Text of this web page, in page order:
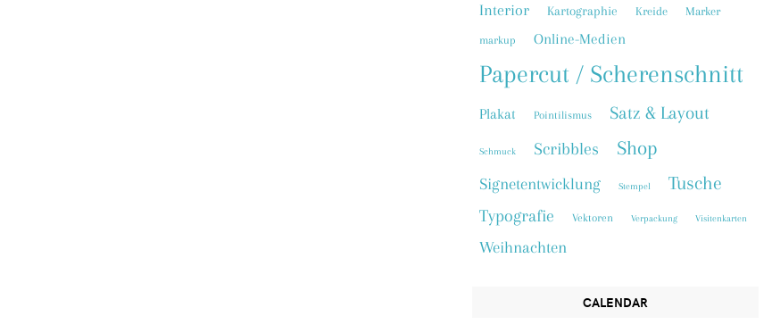
Interior Kartographie Kreide Marker
markup Online-Medien
Papercut / Scherenschnitt
Plakat Pointilismus Satz & Layout
Schmuck Scribbles Shop
Signetentwicklung Stempel Tusche
Typografie Vektoren Verpackung Visitenkarten
Weihnachten
CALENDAR